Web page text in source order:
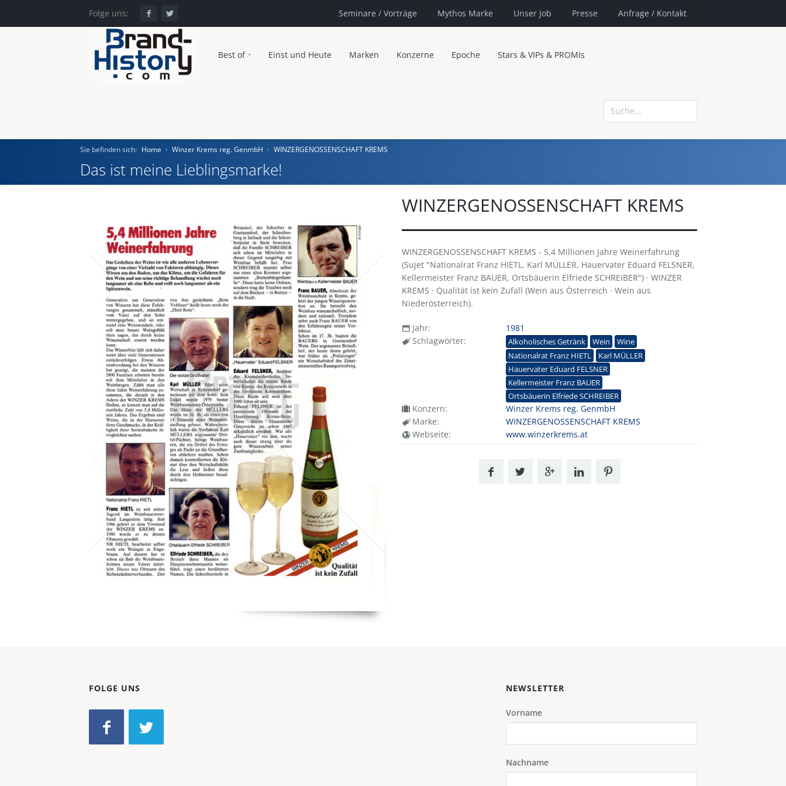
Folge uns: Seminare / Vorträge Mythos Marke Unser Job Presse Anfrage / Kontakt
Best of Einst und Heute Marken Konzerne Epoche Stars & VIPs & PROMIs
Einst und Heute
Marken
Konzerne
Epoche
Sie befinden sich: Home Winzer Krems reg. GenmbH WINZERGENOSSENSCHAFT KREMS
Das ist meine Lieblingsmarke!
WINZERGENOSSENSCHAFT KREMS
WINZERGENOSSENSCHAFT KREMS - 5,4 Millionen Jahre Weinerfahrung
(Sujet "Nationalrat Franz HIETL, Karl MÜLLER, Hauervater Eduard FELSNER,
Kellermeister Franz BAUER, Ortsbäuerin Elfriede SCHREIBER") · WINZER
KREMS · Qualität ist kein Zufall (Wein aus Österreich · Wein aus
Niederösterreich).
Jahr:
1981
Schlagwörter:
Alkoholisches Getränk Wein
Wine
Nationalrat Franz HIETL
Karl MÜLLER
Hauervater Eduard FELSNER
Kellermeister Franz BAUER
Ortsbäuerin Elfriede SCHREIBER
Konzern:
Winzer Krems reg. GenmbH
Marke:
WINZERGENOSSENSCHAFT KREMS
Webseite:
www.winzerkrems.at
FOLGE UNS NEWSLETTER
Vorname
Nachname